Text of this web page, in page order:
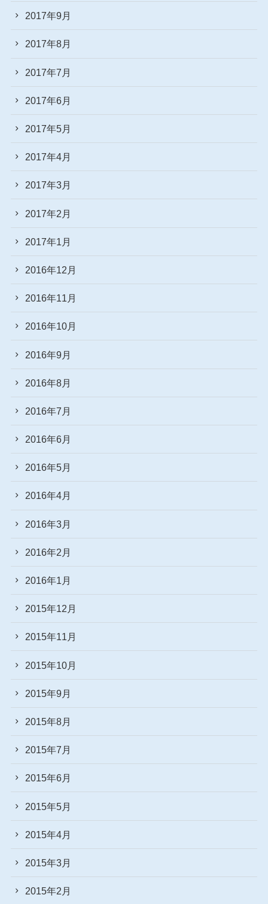
2017年9月
2017年8月
2017年7月
2017年6月
2017年5月
2017年4月
2017年3月
2017年2月
2017年1月
2016年12月
2016年11月
2016年10月
2016年9月
2016年8月
2016年7月
2016年6月
2016年5月
2016年4月
2016年3月
2016年2月
2016年1月
2015年12月
2015年11月
2015年10月
2015年9月
2015年8月
2015年7月
2015年6月
2015年5月
2015年4月
2015年3月
2015年2月